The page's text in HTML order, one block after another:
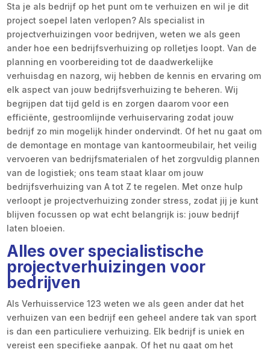
Sta je als bedrijf op het punt om te verhuizen en wil je dit
project soepel laten verlopen? Als specialist in
projectverhuizingen voor bedrijven, weten we als geen
ander hoe een bedrijfsverhuizing op rolletjes loopt. Van de
planning en voorbereiding tot de daadwerkelijke
verhuisdag en nazorg, wij hebben de kennis en ervaring om
elk aspect van jouw bedrijfsverhuizing te beheren. Wij
begrijpen dat tijd geld is en zorgen daarom voor een
efficiënte, gestroomlijnde verhuiservaring zodat jouw
bedrijf zo min mogelijk hinder ondervindt. Of het nu gaat om
de demontage en montage van kantoormeubilair, het veilig
vervoeren van bedrijfsmaterialen of het zorgvuldig plannen
van de logistiek; ons team staat klaar om jouw
bedrijfsverhuizing van A tot Z te regelen. Met onze hulp
verloopt je projectverhuizing zonder stress, zodat jij je kunt
blijven focussen op wat echt belangrijk is: jouw bedrijf
laten bloeien.
Alles over specialistische
projectverhuizingen voor
bedrijven
Als Verhuisservice 123 weten we als geen ander dat het
verhuizen van een bedrijf een geheel andere tak van sport
is dan een particuliere verhuizing. Elk bedrijf is uniek en
vereist een specifieke aanpak. Of het nu gaat om het